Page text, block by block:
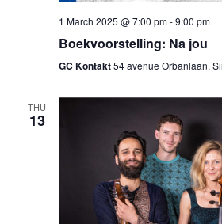
1 March 2025 @ 7:00 pm-9:00 pm
Boekvoorstelling: Na jou
GC Kontakt54 avenue Orbanlaan,
THU
13